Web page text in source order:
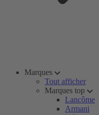
Marques
Tout afficher
Marques top
Lancôme
Armani